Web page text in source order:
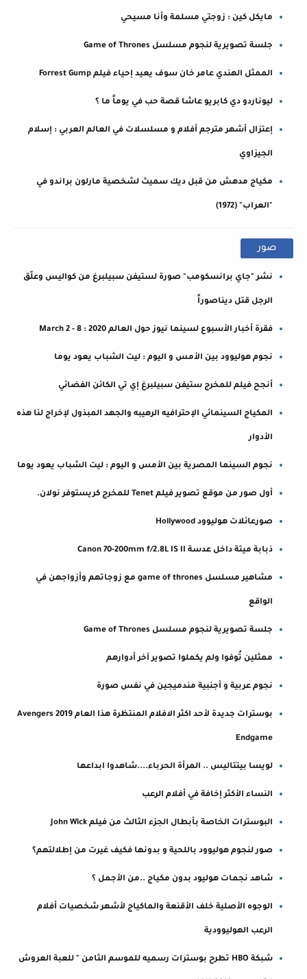
مايكل كين : زوجتي مسلمة وأنا مسيحي
جلسة تصويرية لنجوم مسلسل Game of Thrones
الممثل الهندي عامر خان سوف يعيد إحياء فيلم Forrest Gump
ليوناردو دي كابريو عاشا قصة حب في يوماً ما ؟
إعتزال أشهر مترجم أفلام و مسلسلات في العالم العربي : إسلام
الجيزاوي
مكياج مدهش من قبل ديك سميث لشخصية مارلون براندو في
"العراب" (1972)
صور
نشر "جاي برانسكومب" صورة لستيفن سبيلبرغ من كواليس وعلّق
الرجل قتل ديناصوراً
فقرة أخبار الأسبوع لسينما نيوز حول العالم March 2 - 8 : 2020
نجوم هوليوود بين الأمس و اليوم : ليت الشباب يعود يوما
أنجح فيلم للمخرج ستيفن سبيلبرغ إي تي الكائن الفضائي
المكياج السينمائي الإحترافيه الرهيبه والجهد المبذول لإخراج لنا هذه
الأدوار
نجوم السينما المصرية بين الأمس و اليوم : ليت الشباب يعود يوما
أول صور من موقع تصوير فيلم ⁦‪Tenet‬⁩ للمخرج كريستوفر نولان.
صورعائلات هوليوود Hollywood
ذبابة ميتة داخل عدسة Canon 70-200mm f/2.8L IS II
مشاهير مسلسل game of thrones مع زوجاتهم وأزواجهن في
الواقع
جلسة تصويرية لنجوم مسلسل Game of Thrones
ممثلين تُوفوا ولم يكملوا تصوير آخر أدوارهم
نجوم عربية و أجنبية مندميجين في نفس صورة
بوسترات جديدة لأحد اكثر الافلام المنتظرة هذا العام 2019 Avengers
Endgame
لويسا بيتتاليس .. المرأة الحرباء....شاهدوا ابداعها
النساء الأكثر إخافة في أفلام الرعب
البوسترات الخاصة بأبطال الجزء الثالث من فيلم John Wick
صور لنجوم هوليوود باللحية و بدونها فكيف غيرت من إطلالتهم؟
شاهد نجمات هوليود بدون مكياج ..من الأجمل ؟
الوجوه الأصلية خلف الأقنعة والماكياج لأشهر شخصيات أفلام
الرعب الهوليوودية
شبكة HBO تطرح بوسترات رسميه للموسم الثامن " للعبة العروش